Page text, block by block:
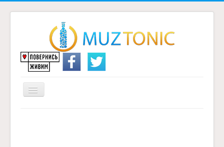
Перемикач
навігації